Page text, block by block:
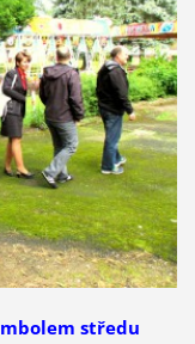
středu